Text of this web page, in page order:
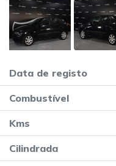
Data de registo
Combustível
Kms
Cilindrada